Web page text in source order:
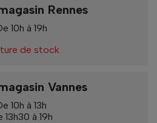
Rennes
10h à 19h
de stock
Vannes
10h à 13h
13h30 à 19h